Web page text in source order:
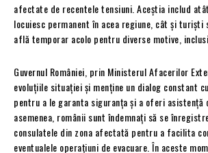
afectate de recentele tensiuni. Aceștia includ
locuiesc permanent în acea regiune, cât și turiști
află temporar acolo pentru diverse motive,
Guvernul României, prin Ministerul Afacerilor
evoluțiile situației și menține un dialog constant
pentru a le garanta siguranța și a oferi asistență
asemenea, românii sunt îndemnați să se
consulatele din zona afectată pentru a facilita
eventualele operațiuni de evacuare. În aceste